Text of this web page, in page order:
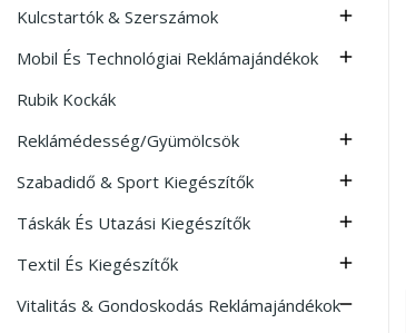
Kulcstartók & Szerszámok 
Mobil És Technológiai Reklámajándékok 
Rubik Kockák
Reklámédesség/Gyümölcsök

Szabadidő & Sport Kiegészítők 
Táskák És Utazási Kiegészítők 
Textil És Kiegészítők 
Vitalitás & Gondoskodás Reklámajándékok